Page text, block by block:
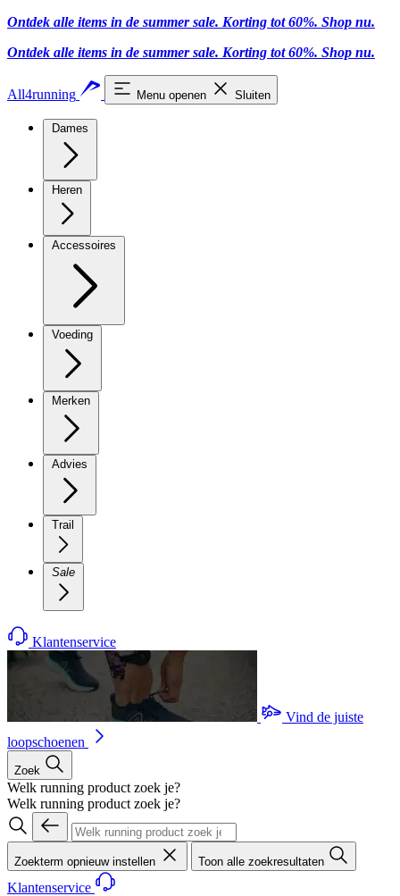
Ontdek alle items in de summer sale. Korting tot 60%. Shop nu.
Ontdek alle items in de summer sale. Korting tot 60%. Shop nu.
All4running Menu openen Sluiten
Dames
Heren
Accessoires
Voeding
Merken
Advies
Trail
Sale
Klantenservice
Vind de juiste
loopschoenen
Zoek
Welk running product zoek je?
Welk running product zoek je?
Zoekterm opnieuw instellen Toon alle zoekresultaten
Klantenservice